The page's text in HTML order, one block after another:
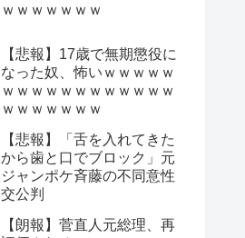
ｗｗｗｗｗｗｗ
【悲報】17歳で無期懲役に
なった奴、怖いｗｗｗｗｗ
ｗｗｗｗｗｗｗｗｗｗｗｗ
ｗｗｗｗｗｗｗ
【悲報】「舌を入れてきた
から歯と口でブロック」元
ジャンポケ斉藤の不同意性
交公判
【朗報】菅直人元総理、再